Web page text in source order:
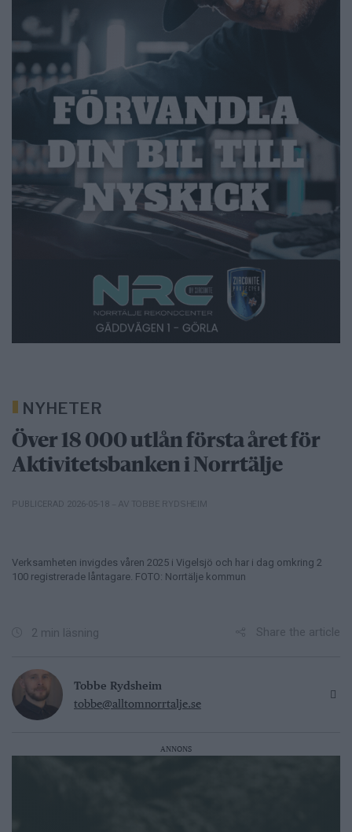
NYHETER
Över 18 000 utlån första året för
Aktivitetsbanken i Norrtälje
PUBLICERAD 2026-05-18 – AV TOBBE RYDSHEIM
Verksamheten invigdes våren 2025 i Vigelsjö och har i dag omkring 2
100 registrerade låntagare. FOTO: Norrtälje kommun
2 min läsning Share the article
Tobbe Rydsheim
tobbe@alltomnorrtalje.se
ANNONS